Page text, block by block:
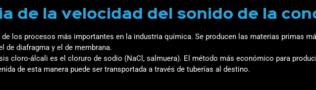
de la velocidad del sonido de la
los procesos más importantes en la industria química. Se producen las materias primas
de diafragma y el de membrana.
cloro-álcali es el cloruro de sodio (NaCl, salmuera). El método más económico para
de esta manera puede ser transportada a través de tuberías al destino.